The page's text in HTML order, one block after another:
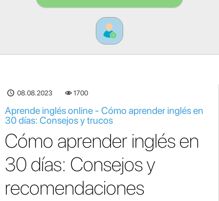
08.08.2023 1700
Aprende inglés online - Cómo aprender inglés en
30 días: Consejos y trucos
Cómo aprender inglés en
30 días: Consejos y
recomendaciones